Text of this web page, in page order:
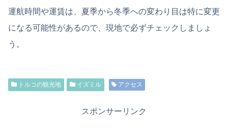
運航時間や運賃は、夏季から冬季への変わり目は特に変更
になる可能性があるので、現地で必ずチェックしましょ
う。
トルコの観光地 イズミル アクセス
スポンサーリンク